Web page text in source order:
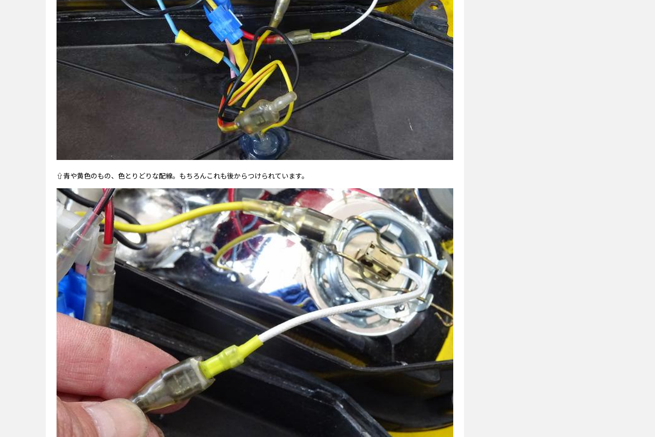
⇧青や黄色のもの、色とりどりな配線。もちろんこれも後からつけられています。